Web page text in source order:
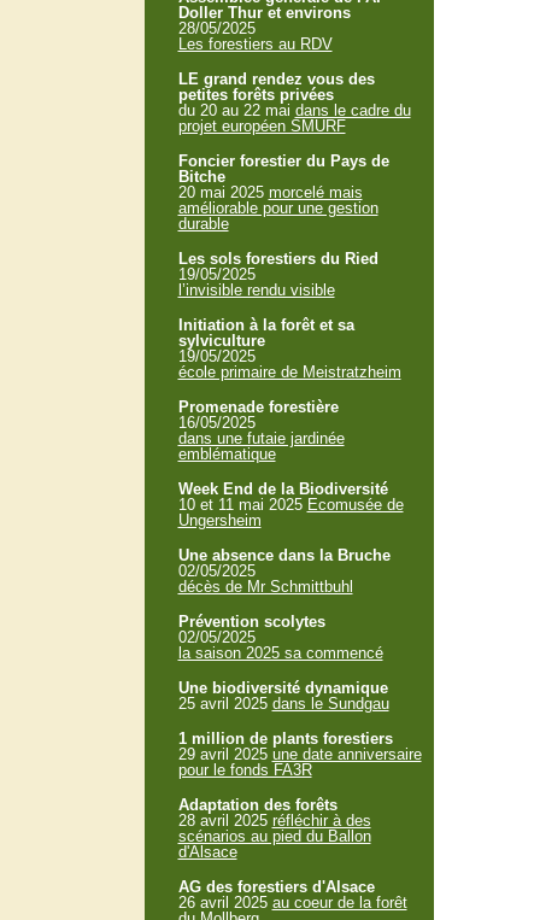
Doller Thur et environs
28/05/2025
Les forestiers au RDV
LE grand rendez vous des
petites forêts privées
du 20 au 22 mai dans le cadre du
projet européen SMURF
Foncier forestier du Pays de
Bitche
20 mai 2025 morcelé mais
améliorable pour une gestion
durable
Les sols forestiers du Ried
19/05/2025
l’invisible rendu visible
Initiation à la forêt et sa
sylviculture
19/05/2025
école primaire de Meistratzheim
Promenade forestière
16/05/2025
dans une futaie jardinée
emblématique
Week End de la Biodiversité
10 et 11 mai 2025 Ecomusée de
Ungersheim
Une absence dans la Bruche
02/05/2025
décès de Mr Schmittbuhl
Prévention scolytes
02/05/2025
la saison 2025 sa commencé
Une biodiversité dynamique
25 avril 2025 dans le Sundgau
1 million de plants forestiers
29 avril 2025 une date anniversaire
pour le fonds FA3R
Adaptation des forêts
28 avril 2025 réfléchir à des
scénarios au pied du Ballon
d'Alsace
AG des forestiers d'Alsace
26 avril 2025 au coeur de la forêt